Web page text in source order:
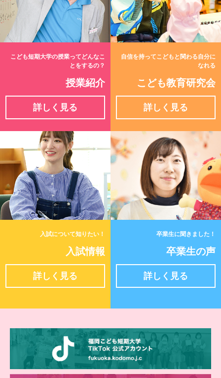
こども短期大学の授業ってどんなこ
とをするの？
授業紹介
詳しく見る
自信を持ってこどもと関わる自分に
なれる
こども教育研究会
詳しく見る
入試について知りたい！
入試情報
詳しく見る
卒業生に聞きました！
卒業生の声
詳しく見る